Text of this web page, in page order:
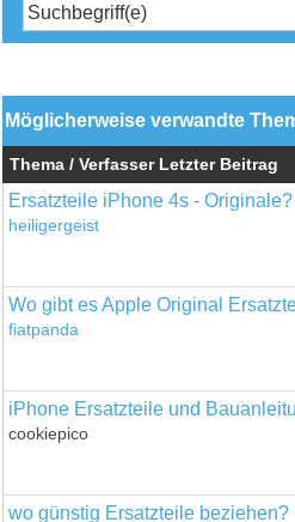
Möglicherweise verwandte
Thema / Verfasser Letzter Beitrag
Ersatzteile iPhone 4s - Originale?
heiligergeist
Wo gibt es Apple Original
fiatpanda
iPhone Ersatzteile und
cookiepico
wo günstig Ersatzteile beziehen?